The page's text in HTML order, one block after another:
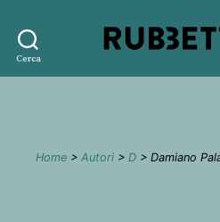
Cerca
Home > Autori > D > Damiano